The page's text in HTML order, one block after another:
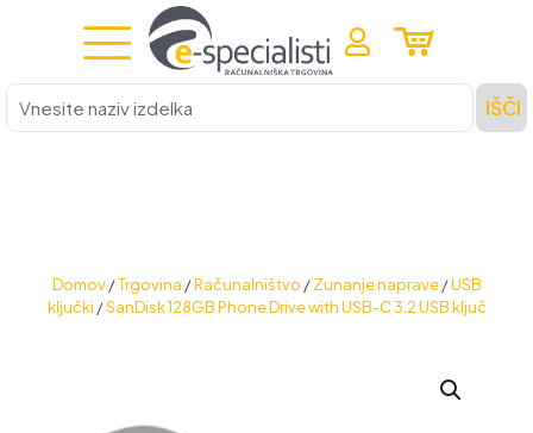
Vnesite
naziv
izdelka
IŠČI
Domov /Trgovina /Računalništvo / Zunanje naprave /USB
ključki /SanDisk 128GB Phone Drive with USB-C 3.2 USB ključ